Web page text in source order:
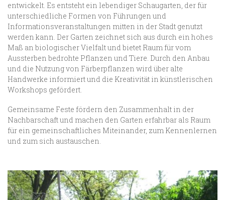
entwickelt. Es entsteht ein lebendiger Schaugarten, der für
unterschiedliche Formen von Führungen und
Informationsveranstaltungen mitten in der Stadt genutzt
werden kann. Der Garten zeichnet sich aus durch ein hohes
Maß an biologischer Vielfalt und bietet Raum für vom
Aussterben bedrohte Pflanzen und Tiere. Durch den Anbau
und die Nutzung von Färberpflanzen wird über alte
Handwerke informiert und die Kreativität in künstlerischen
Workshops gefördert.
Gemeinsame Feste fördern den Zusammenhalt in der
Nachbarschaft und machen den Garten erfahrbar als Raum
für ein gemeinschaftliches Miteinander, zum Kennenlernen
und zum sich austauschen.